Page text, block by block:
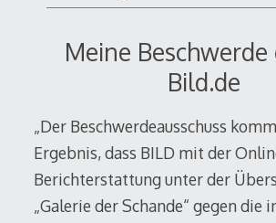
Meine Beschwerde
Bild.de
„Der Beschwerdeausschuss
Ergebnis, dass BILD mit der
Berichterstattung unter der
„Galerie der Schande“ gegen die